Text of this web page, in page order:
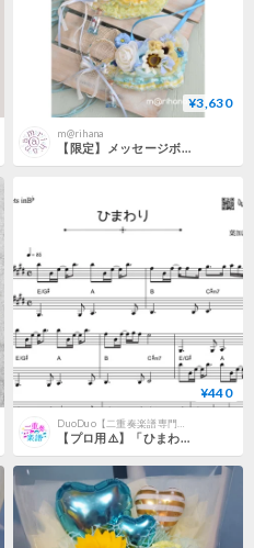
¥3,630
m@rihana
【限定】メッセージボトル🌻〜夏の思い出〜
¥440
【プロ用⚠️】「ひまわり（葉加瀬太郎）」クラリネット二重奏（コード付き）※おまけ付き